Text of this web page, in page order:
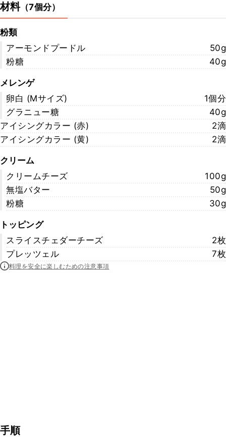
材料（7個分）
粉類
アーモンドプードル
50g
粉糖
40g
メレンゲ
卵白 (Mサイズ)
1個分
グラニュー糖
40g
アイシングカラー (赤)
2滴
アイシングカラー (黄)
2滴
クリーム
クリームチーズ
100g
無塩バター
50g
粉糖
30g
トッピング
スライスチェダーチーズ
2枚
プレッツェル
7枚
料理を安全に楽しむための注意事項
手順